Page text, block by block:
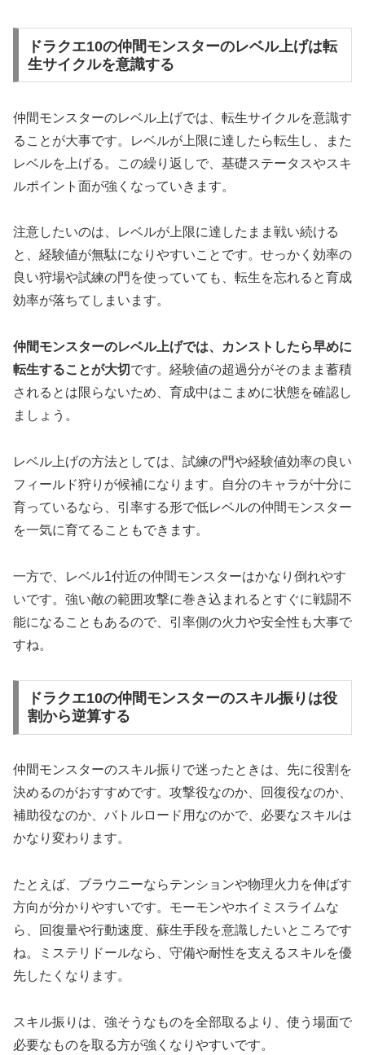
ドラクエ10の仲間モンスターのレベル上げは転
生サイクルを意識する
仲間モンスターのレベル上げでは、転生サイクルを意識す
ることが大事です。レベルが上限に達したら転生し、また
レベルを上げる。この繰り返しで、基礎ステータスやスキ
ルポイント面が強くなっていきます。
注意したいのは、レベルが上限に達したまま戦い続ける
と、経験値が無駄になりやすいことです。せっかく効率の
良い狩場や試練の門を使っていても、転生を忘れると育成
効率が落ちてしまいます。
仲間モンスターのレベル上げでは、カンストしたら早めに
転生することが大切 です。経験値の超過分がそのまま蓄積
されるとは限らないため、育成中はこまめに状態を確認し
ましょう。
レベル上げの方法としては、試練の門や経験値効率の良い
フィールド狩りが候補になります。自分のキャラが十分に
育っているなら、引率する形で低レベルの仲間モンスター
を一気に育てることもできます。
一方で、レベル1付近の仲間モンスターはかなり倒れやす
いです。強い敵の範囲攻撃に巻き込まれるとすぐに戦闘不
能になることもあるので、引率側の火力や安全性も大事で
すね。
ドラクエ10の仲間モンスターのスキル振りは役
割から逆算する
仲間モンスターのスキル振りで迷ったときは、先に役割を
決めるのがおすすめです。攻撃役なのか、回復役なのか、
補助役なのか、バトルロード用なのかで、必要なスキルは
かなり変わります。
たとえば、ブラウニーならテンションや物理火力を伸ばす
方向が分かりやすいです。モーモンやホイミスライムな
ら、回復量や行動速度、蘇生手段を意識したいところです
ね。ミステリドールなら、守備や耐性を支えるスキルを優
先したくなります。
スキル振りは、強そうなものを全部取るより、使う場面で
必要なものを取る方が強くなりやすいです。